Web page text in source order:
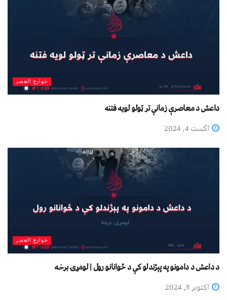
خوارج العصر
داعش د معاصرې زمانې تر ټولو لویه فتنه
اگست 4, 2024
خوارج العصر
د داعش د دامونو په پېژندلو کې د ځوانانو رول | لومړۍ برخه
اکتوبر 5, 2024